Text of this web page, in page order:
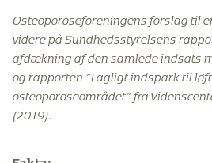
Osteoporoseforeningens forslag til
videre på Sundhedsstyrelsens
afdækning af den samlede indsats
og rapporten ”Fagligt indspark til
osteoporoseområdet” fra
(2019).